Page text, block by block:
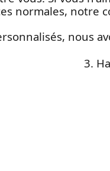
normales, notre
nous
3.